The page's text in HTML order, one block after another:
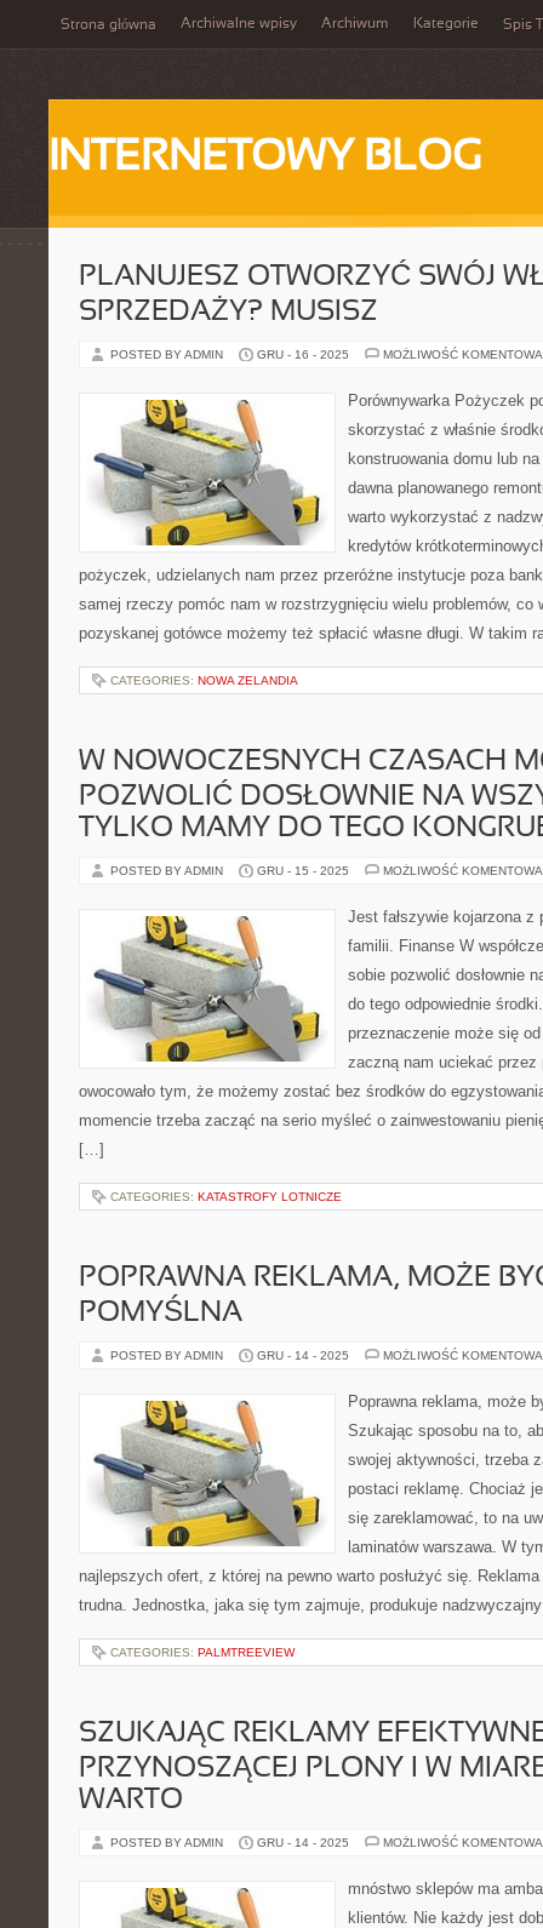
Strona główna Archiwalne wpisy Archiwum Kategorie Spis
INTERNETOWY BLOG
PLANUJESZ OTWORZYĆ SWÓJ
SPRZEDAŻY? MUSISZ
POSTED BY ADMIN GRU - 16 - 2025 MOŻLIWOŚĆ
Porównywarka Pożyczek
skorzystać z właśnie
konstruowania domu lub
dawna planowanego
warto wykorzystać z
kredytów
pożyczek, udzielanych nam przez przeróżne instytucje poza
samej rzeczy pomóc nam w rozstrzygnięciu wielu problemów, co
pozyskanej gotówce możemy też spłacić własne długi. W takim
CATEGORIES: NOWA ZELANDIA
W NOWOCZESNYCH CZASACH
POZWOLIĆ DOSŁOWNIE NA
TYLKO MAMY DO TEGO
POSTED BY ADMIN GRU - 15 - 2025 MOŻLIWOŚĆ
Jest fałszywie kojarzona
familii. Finanse W
sobie pozwolić dosłownie
do tego odpowiednie
przeznaczenie może się
zaczną nam uciekać przez
owocowało tym, że możemy zostać bez środków do
momencie trzeba zacząć na serio myśleć o zainwestowaniu
[…]
CATEGORIES: KATASTROFY LOTNICZE
POPRAWNA REKLAMA, MOŻE
POMYŚLNA
POSTED BY ADMIN GRU - 14 - 2025 MOŻLIWOŚĆ
Poprawna reklama, może
Szukając sposobu na to,
swojej aktywności, trzeba
postaci reklamę. Chociaż
się zareklamować, to na
laminatów warszawa. W
najlepszych ofert, z której na pewno warto posłużyć się.
trudna. Jednostka, jaka się tym zajmuje, produkuje
CATEGORIES: PALMTREEVIEW
SZUKAJĄC REKLAMY
PRZYNOSZĄCEJ PLONY I W
WARTO
POSTED BY ADMIN GRU - 14 - 2025 MOŻLIWOŚĆ
mnóstwo sklepów ma
klientów. Nie każdy jest